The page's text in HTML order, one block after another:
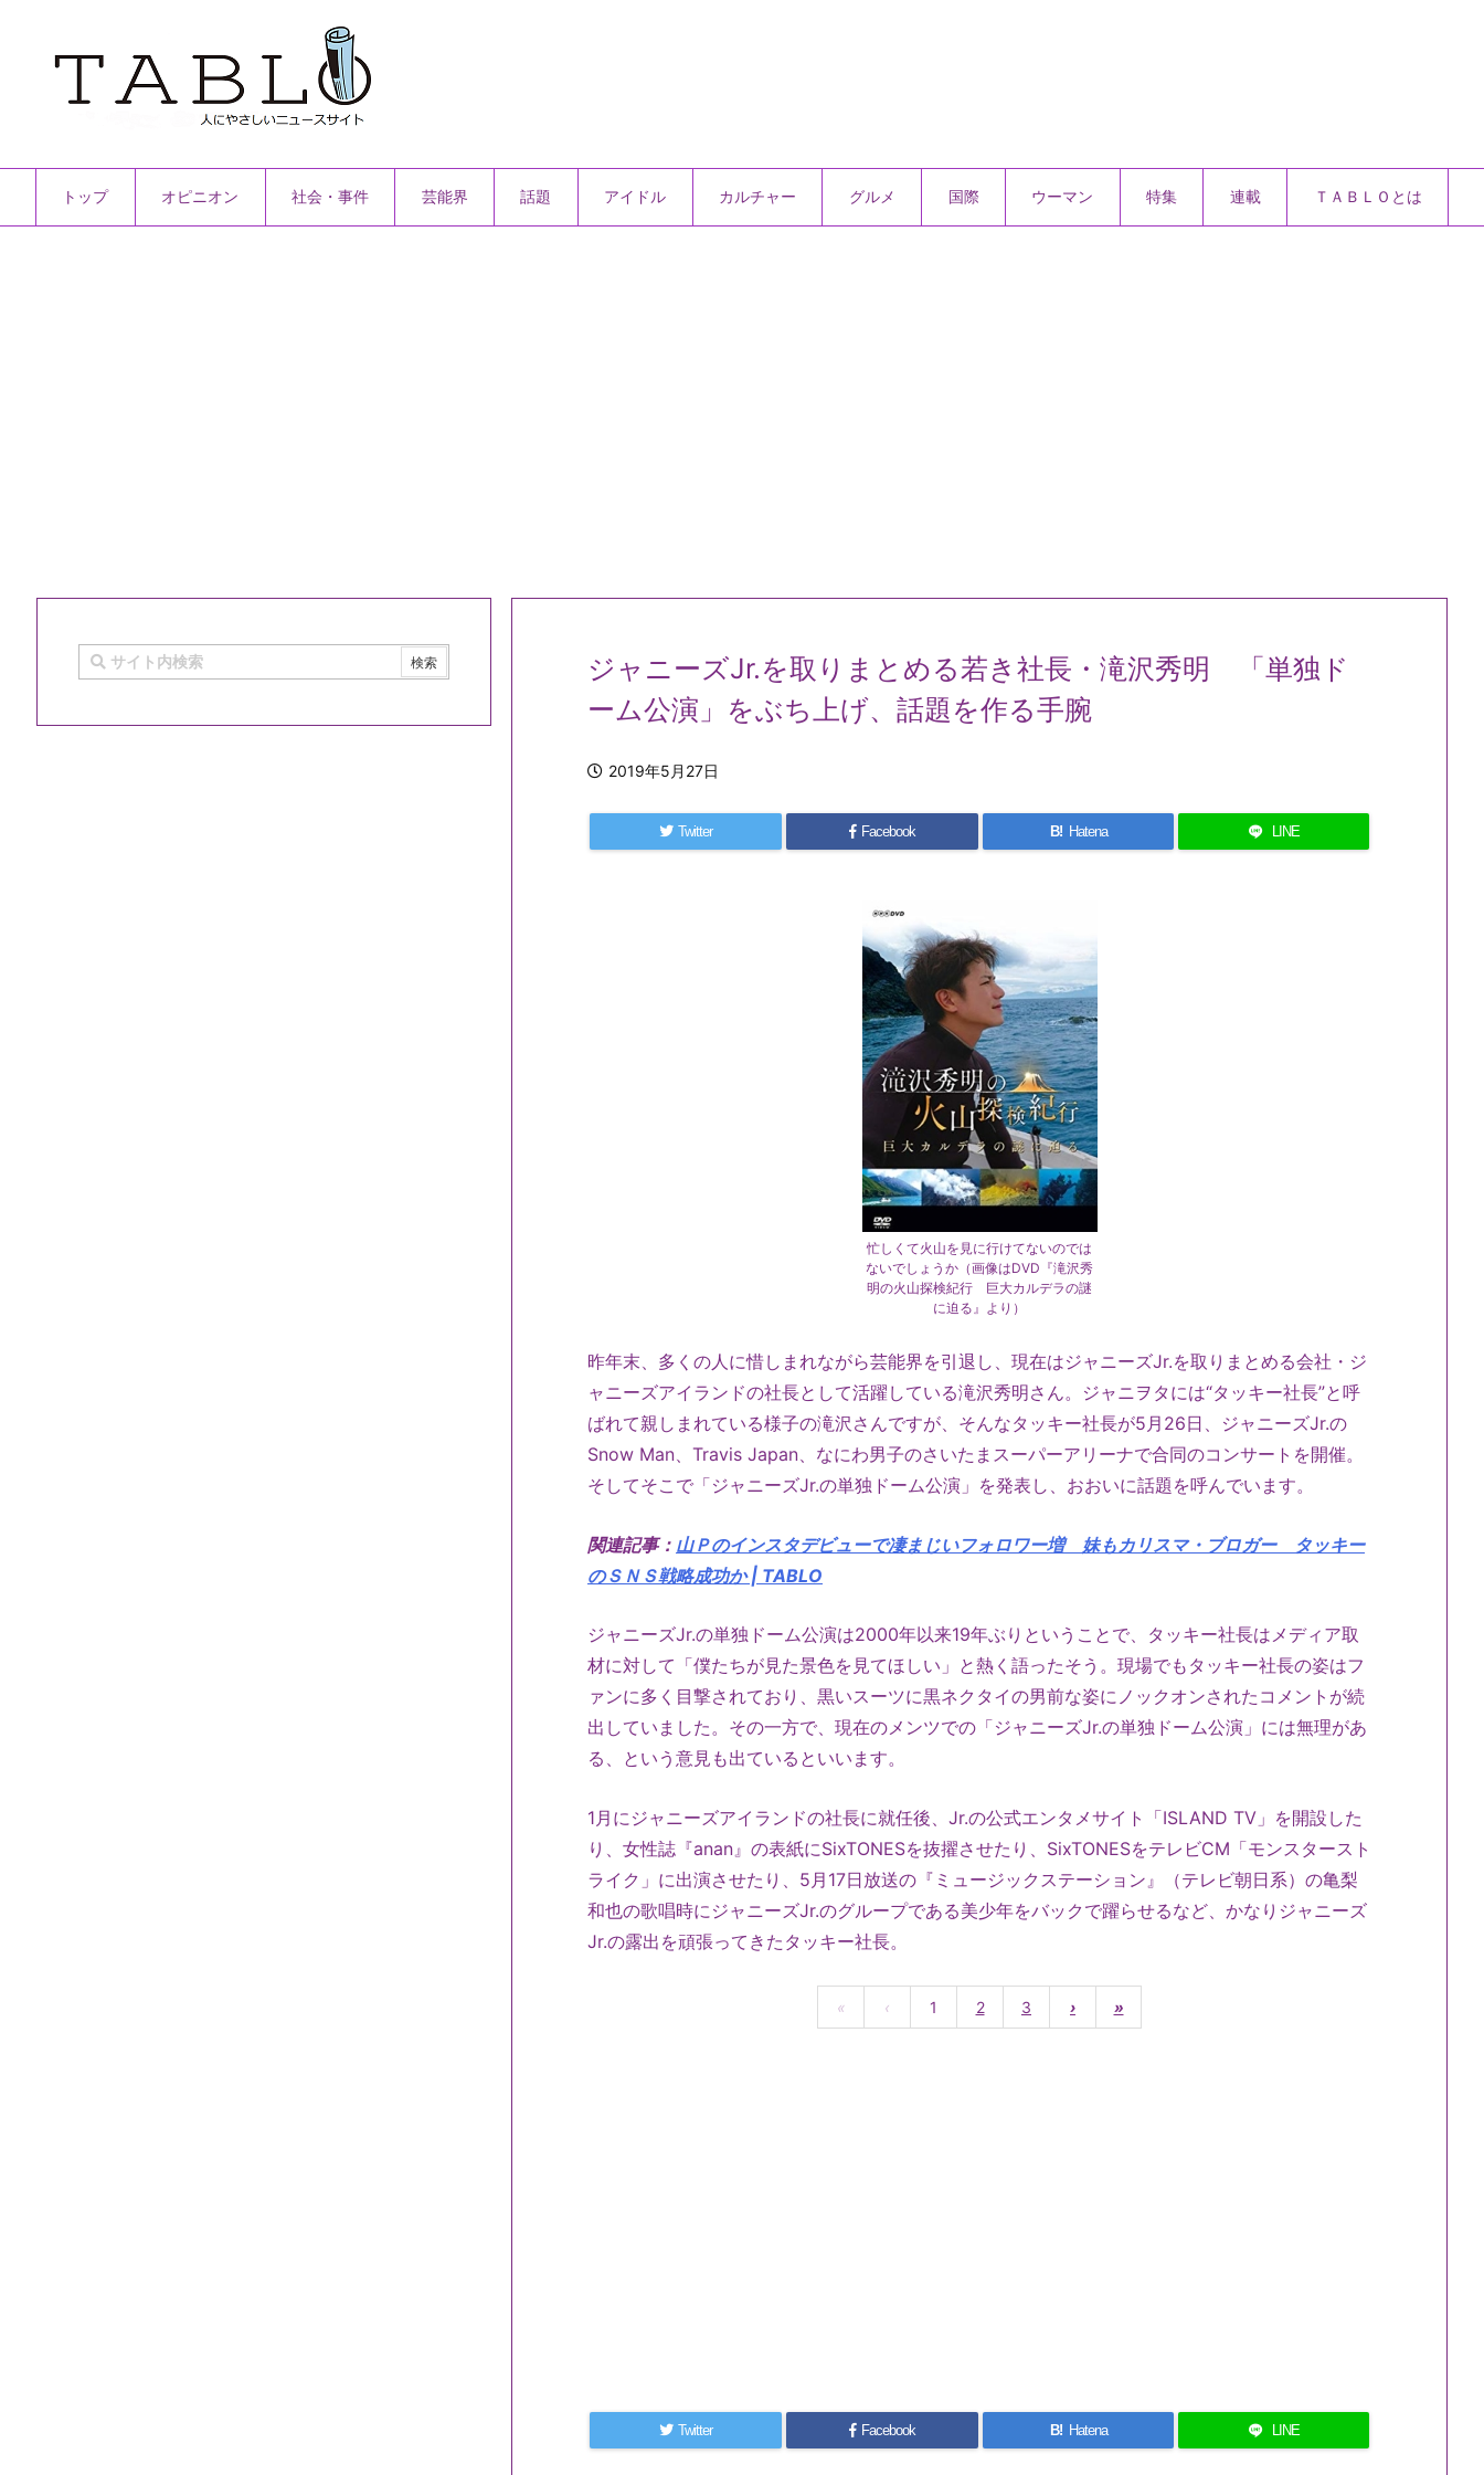
トップ オピニオン 社会・事件 芸能界 話題 アイドル カルチャー グルメ 国際 ウーマン 特集 連載 ＴＡＢＬＯとは
ジャニーズJr.を取りまとめる若き社長・滝沢秀明 「単独ド
ーム公演」をぶち上げ、話題を作る手腕
2019年5月27日
Twitter Facebook B! Hatena LINE
忙しくて火山を見に行けてないのでは
ないでしょうか（画像はDVD『滝沢秀
明の火山探検紀行 巨大カルデラの謎
に迫る』より）
昨年末、多くの人に惜しまれながら芸能界を引退し、現在はジャニーズJr.を取りまとめる会社・ジ
ャニーズアイランドの社長として活躍している滝沢秀明さん。ジャニヲタには“タッキー社長”と呼
ばれて親しまれている様子の滝沢さんですが、そんなタッキー社長が5月26日、ジャニーズJr.の
Snow Man、Travis Japan、なにわ男子のさいたまスーパーアリーナで合同のコンサートを開催。
そしてそこで「ジャニーズJr.の単独ドーム公演」を発表し、おおいに話題を呼んでいます。
関連記事： 山Ｐのインスタデビューで凄まじいフォロワー増 妹もカリスマ・ブロガー タッキー
のＳＮＳ戦略成功か | TABLO
ジャニーズJr.の単独ドーム公演は2000年以来19年ぶりということで、タッキー社長はメディア取
材に対して「僕たちが見た景色を見てほしい」と熱く語ったそう。現場でもタッキー社長の姿はフ
ァンに多く目撃されており、黒いスーツに黒ネクタイの男前な姿にノックオンされたコメントが続
出していました。その一方で、現在のメンツでの「ジャニーズJr.の単独ドーム公演」には無理があ
る、という意見も出ているといいます。
1月にジャニーズアイランドの社長に就任後、Jr.の公式エンタメサイト「ISLAND TV」を開設した
り、女性誌『anan』の表紙にSixTONESを抜擢させたり、SixTONESをテレビCM「モンスタースト
ライク」に出演させたり、5月17日放送の『ミュージックステーション』（テレビ朝日系）の亀梨
和也の歌唱時にジャニーズJr.のグループである美少年をバックで躍らせるなど、かなりジャニーズ
Jr.の露出を頑張ってきたタッキー社長。
« ‹ 1 2 3 › »
Twitter Facebook B! Hatena LINE